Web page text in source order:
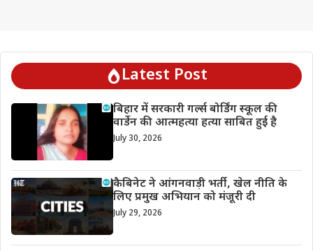
Latest Post
बिहार में सरकारी गर्ल्स बोर्डिंग स्कूल की
वार्डेन की आत्महत्या हत्या साबित हुई है
July 30, 2026
कैबिनेट ने आंगनवाड़ी भर्ती, खेल नीति के
लिए प्रमुख अभियान को मंजूरी दी
July 29, 2026